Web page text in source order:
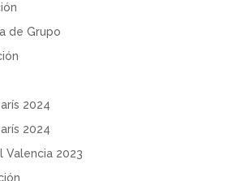
de Grupo
2024
2024
Valencia 2023